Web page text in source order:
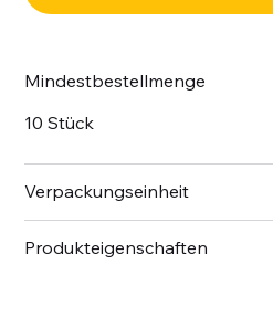
Mindestbestellmenge
10 Stück
Verpackungseinheit
Produkteigenschaften